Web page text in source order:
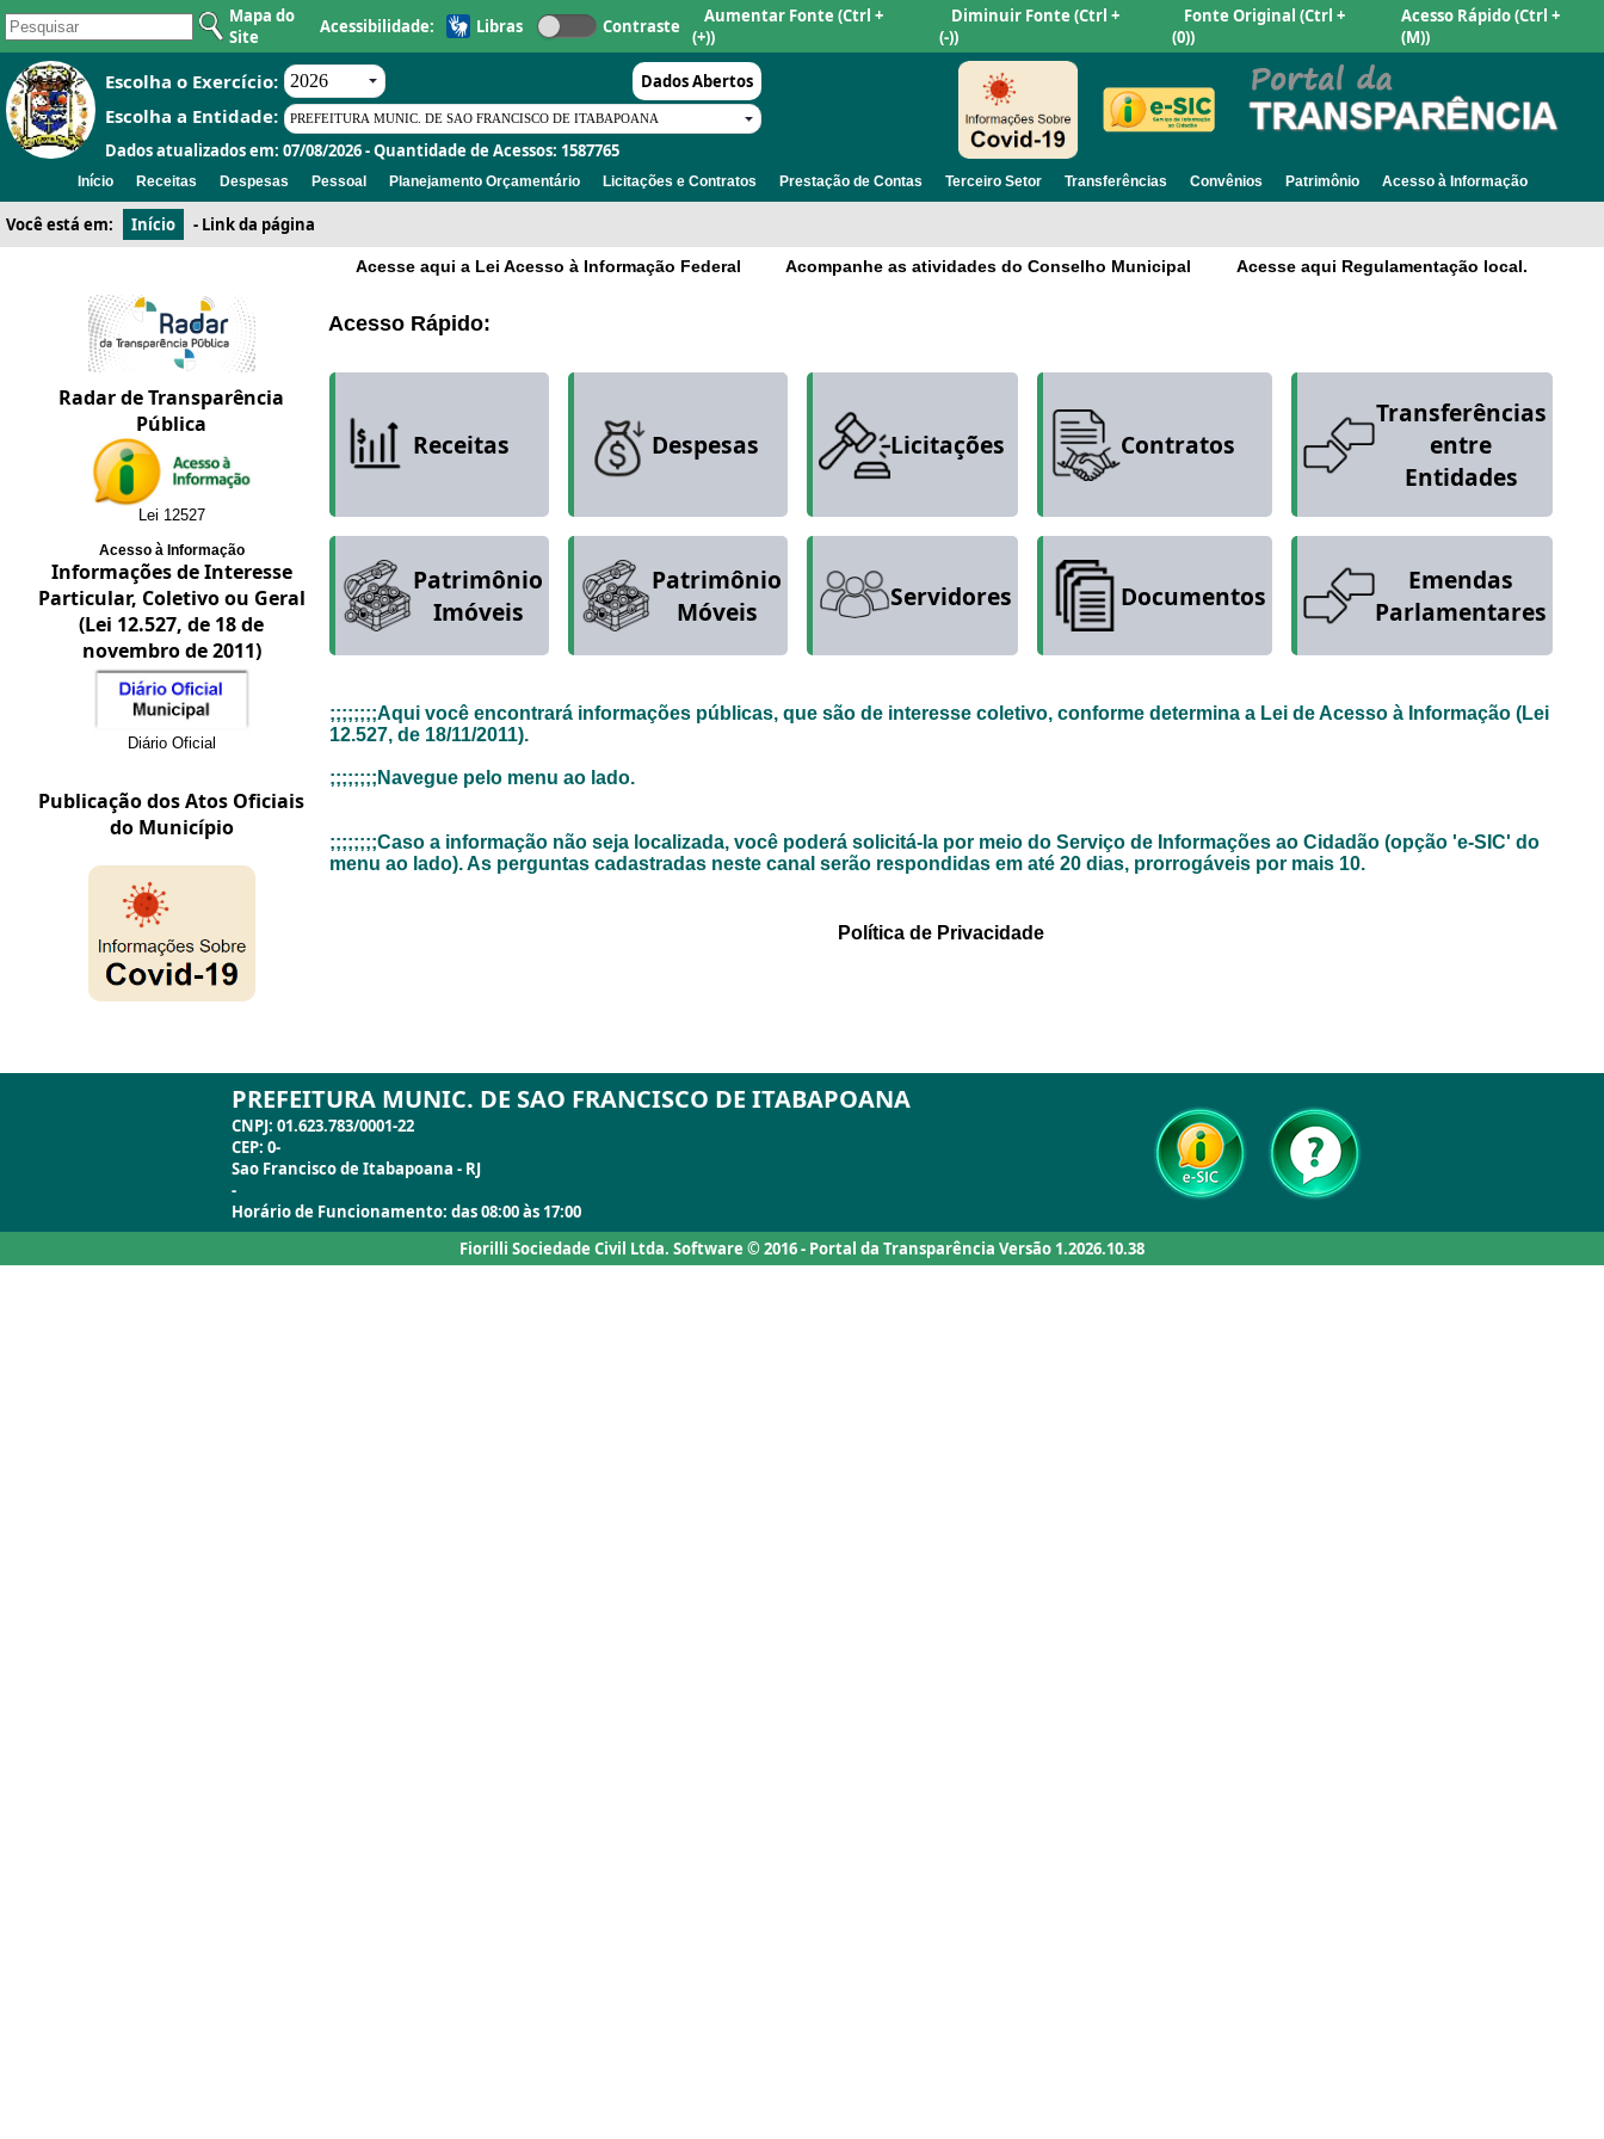
Mapa do
Site
Acessibilidade: Libras Contraste Aumentar Fonte(Ctrl +
(+))
Diminuir Fonte(Ctrl +
(-))
Fonte Original(Ctrl +
(0))
Acesso Rápido(Ctrl +
(M))
Escolha o Exercício: Dados Abertos
Escolha a Entidade:
Dados atualizados em: 07/08/2026 - Quantidade de Acessos: 1587765
Início Receitas Despesas Pessoal Planejamento Orçamentário Licitações e Contratos Prestação de Contas Terceiro Setor Transferências Convênios Patrimônio Acesso à Informação
Você está em: Início - Link da página
PREFEITURA MUNIC. DE SAO FRANCISCO DE ITABAPOANA
CNPJ: 01.623.783/0001-22
CEP: 0-
Sao Francisco de Itabapoana - RJ
-
Horário de Funcionamento: das 08:00 às 17:00
Fiorilli Sociedade Civil Ltda. Software © 2016 - Portal da Transparência Versão 1.2026.10.38